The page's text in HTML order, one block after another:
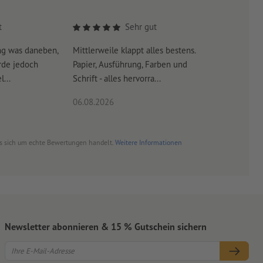
was daneben,
jedoch
Sehr gut
Mittlerweile klappt alles bestens.
Papier, Ausführung, Farben und
Schrift - alles hervorra...
06.08.2026
sich um echte Bewertungen handelt. Weitere Informationen
Newsletter abonnieren & 15 % Gutschein sichern